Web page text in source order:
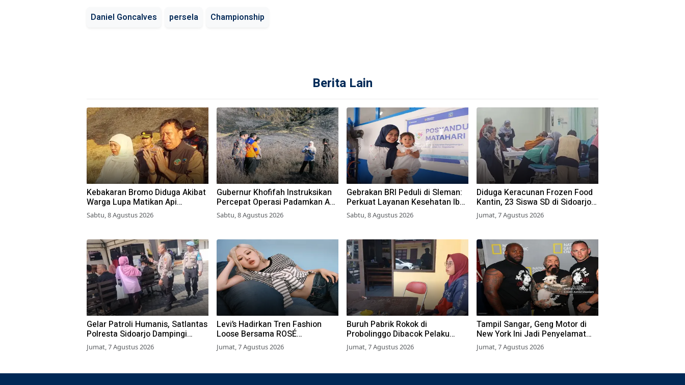
Daniel Goncalves persela Championship
Berita Lain
Kebakaran Bromo Diduga Akibat
Warga Lupa Matikan Api
Perapian di Jalur Tradisional
Sabtu, 8 Agustus 2026
Gubernur Khofifah Instruksikan
Percepat Operasi Padamkan Api
di Wisata Bromo
Sabtu, 8 Agustus 2026
Gebrakan BRI Peduli di Sleman:
Perkuat Layanan Kesehatan Ibu
dan Anak Lewat Program Desa
Brilian 1000 HPK
Sabtu, 8 Agustus 2026
Diduga Keracunan Frozen Food
Kantin, 23 Siswa SD di Sidoarjo
Dilarikan ke RS
Jumat, 7 Agustus 2026
Gelar Patroli Humanis, Satlantas
Polresta Sidoarjo Dampingi
Wajib Pajak di Samsat
Jumat, 7 Agustus 2026
Levi’s Hadirkan Tren Fashion
Loose Bersama ROSÉ
BLACKPINK
Jumat, 7 Agustus 2026
Buruh Pabrik Rokok di
Probolinggo Dibacok Pelaku
Begal, Motor dan Tas Amblas
Jumat, 7 Agustus 2026
Tampil Sangar, Geng Motor di
New York Ini Jadi Penyelamat
Hewan Terlantar
Jumat, 7 Agustus 2026